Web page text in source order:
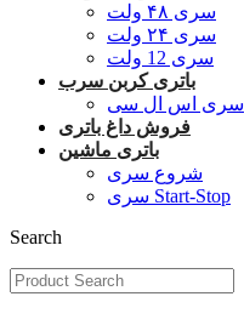
سری ۴۸ ولت
سری ۲۴ ولت
سری 12 ولت
باتری کربن سرب
سری اس ال سی
فروش داغ باتری
باتری ماشین
شروع سری
سری Start-Stop
Search